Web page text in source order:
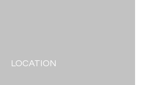
LOCATION